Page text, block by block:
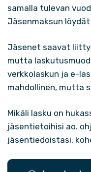
samalla tulevan
Jäsenmaksun löydät
Jäsenet saavat
mutta
verkkolaskun ja e-
mahdollinen, mutta
Mikäli lasku on
jäsentietoihisi ao.
jäsentiedoistasi,